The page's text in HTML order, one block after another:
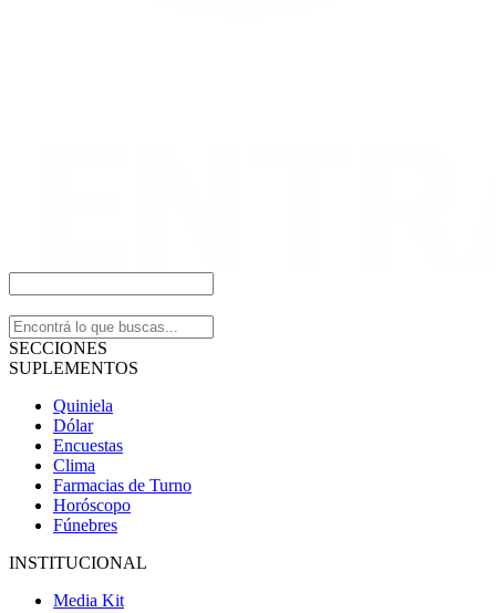
SECCIONES
SUPLEMENTOS
Quiniela
Dólar
Encuestas
Clima
Farmacias de Turno
Horóscopo
Fúnebres
INSTITUCIONAL
Media Kit